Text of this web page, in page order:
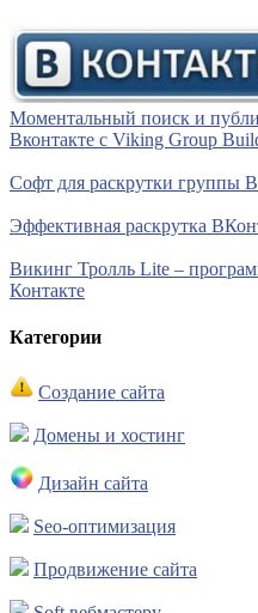
Моментальный поиск и
Вконтакте с Viking Group
Софт для раскрутки группы
Эффективная раскрутка
Викинг Тролль Lite –
Контакте
Категории
Создание сайта
Домены и хостинг
Дизайн сайта
Seo-оптимизация
Продвижение сайта